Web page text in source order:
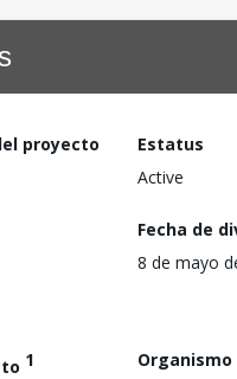
proyecto
Estatus
Active
Fecha de
8 de mayo
1